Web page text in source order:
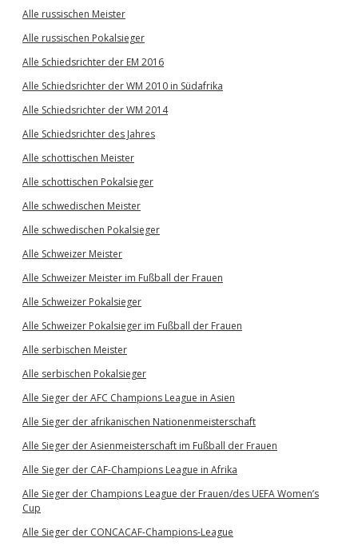
Alle russischen Meister
Alle russischen Pokalsieger
Alle Schiedsrichter der EM 2016
Alle Schiedsrichter der WM 2010 in Südafrika
Alle Schiedsrichter der WM 2014
Alle Schiedsrichter des Jahres
Alle schottischen Meister
Alle schottischen Pokalsieger
Alle schwedischen Meister
Alle schwedischen Pokalsieger
Alle Schweizer Meister
Alle Schweizer Meister im Fußball der Frauen
Alle Schweizer Pokalsieger
Alle Schweizer Pokalsieger im Fußball der Frauen
Alle serbischen Meister
Alle serbischen Pokalsieger
Alle Sieger der AFC Champions League in Asien
Alle Sieger der afrikanischen Nationenmeisterschaft
Alle Sieger der Asienmeisterschaft im Fußball der Frauen
Alle Sieger der CAF-Champions League in Afrika
Alle Sieger der Champions League der Frauen/des UEFA Women’s
Cup
Alle Sieger der CONCACAF-Champions-League